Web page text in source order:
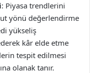
: Piyasa trendlerini
yönü değerlendirme
yükseliş
kâr elde etme
tespit edilmesi
olanak tanır.